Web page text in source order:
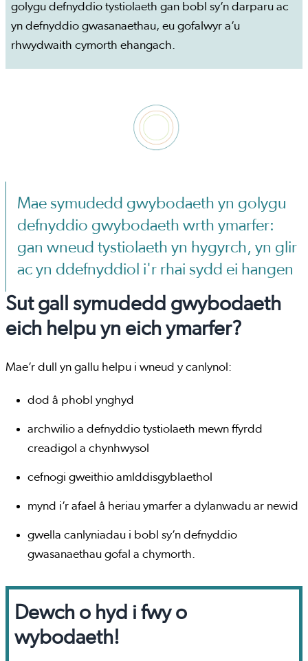
golygu defnyddio tystiolaeth gan bobl sy’n darparu ac
yn defnyddio gwasanaethau, eu gofalwyr a’u
rhwydwaith cymorth ehangach.
Mae symudedd gwybodaeth yn golygu
defnyddio gwybodaeth wrth ymarfer:
gan wneud tystiolaeth yn hygyrch, yn glir
ac yn ddefnyddiol i'r rhai sydd ei hangen
Sut gall symudedd gwybodaeth
eich helpu yn eich ymarfer?
Mae’r dull yn gallu helpu i wneud y canlynol:
dod â phobl ynghyd
archwilio a defnyddio tystiolaeth mewn ffyrdd
creadigol a chynhwysol
cefnogi gweithio amlddisgyblaethol
mynd i’r afael â heriau ymarfer a dylanwadu ar newid
gwella canlyniadau i bobl sy’n defnyddio
gwasanaethau gofal a chymorth.
Dewch o hyd i fwy o
wybodaeth!